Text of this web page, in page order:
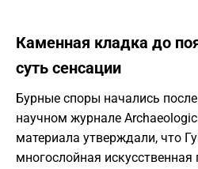
Каменная кладка до
суть сенсации
Бурные споры начались
научном журнале
материала утверждали, что
многослойная